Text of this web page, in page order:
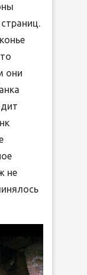
они
не